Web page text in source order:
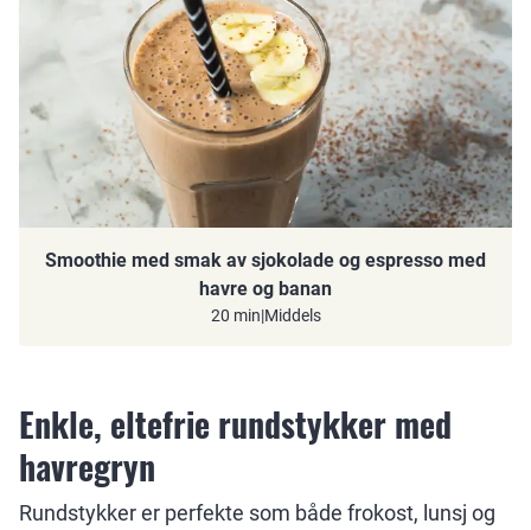
Smoothie med smak av sjokolade og espresso med
havre og banan
20 min|Middels
Enkle, eltefrie rundstykker med
havregryn
Rundstykker er perfekte som både frokost, lunsj og